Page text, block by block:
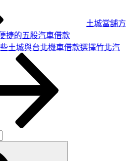
土城當舖方
捷的五股汽車借款
土城與台北機車借款選擇竹北汽